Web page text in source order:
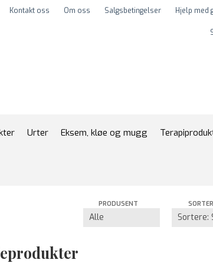
Kontakt oss Om oss Salgsbetingelser Hjelp med
Urter Eksem, kløe og mugg
PRODUSENT